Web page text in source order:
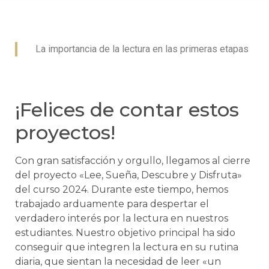
La importancia de la lectura en las primeras etapas
¡Felices de contar estos
proyectos!
Con gran satisfacción y orgullo, llegamos al cierre
del proyecto «Lee, Sueña, Descubre y Disfruta»
del curso 2024. Durante este tiempo, hemos
trabajado arduamente para despertar el
verdadero interés por la lectura en nuestros
estudiantes. Nuestro objetivo principal ha sido
conseguir que integren la lectura en su rutina
diaria, que sientan la necesidad de leer «un